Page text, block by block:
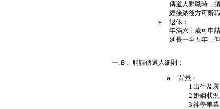
傳道人辭職時，須提早半年
經接納後方可辭職
ｅ 退休：
年滿六十歲可申請退休，經
延長一至五年，但六十五
一.Ｂ、聘請傳道人細則：
ａ 背景：
1.出生及履歷
2.婚姻狀況：已
3.神學畢業：全科